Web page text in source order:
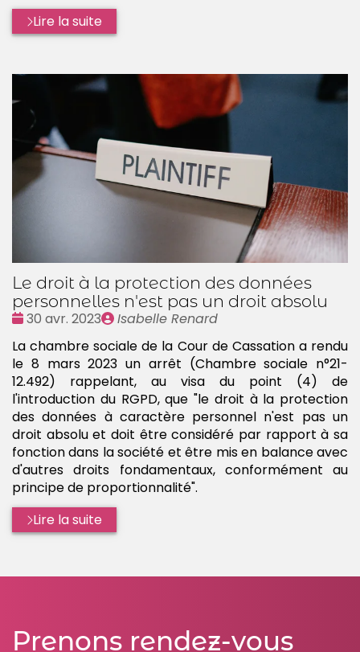
Lire la suite
Le droit à la protection des données
personnelles n'est pas un droit absolu
Date
30 avr. 2023
Publié
Isabelle Renard
La chambre sociale de la Cour de Cassation a rendu
le 8 mars 2023 un arrêt (Chambre sociale n°21-
12.492) rappelant, au visa du point (4) de
l'introduction du RGPD, que "le droit à la protection
des données à caractère personnel n'est pas un
droit absolu et doit être considéré par rapport à sa
fonction dans la société et être mis en balance avec
d'autres droits fondamentaux, conformément au
principe de proportionnalité".
Lire la suite
Prenons rendez-vous